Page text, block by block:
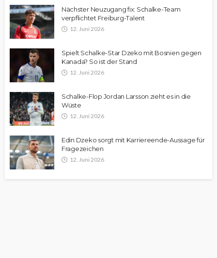
Nächster Neuzugang fix: Schalke-Team
verpflichtet Freiburg-Talent
12. Juni 2026
Spielt Schalke-Star Dzeko mit Bosnien gegen
Kanada? So ist der Stand
12. Juni 2026
Schalke-Flop Jordan Larsson zieht es in die
Wüste
12. Juni 2026
Edin Dzeko sorgt mit Karriereende-Aussage für
Fragezeichen
12. Juni 2026